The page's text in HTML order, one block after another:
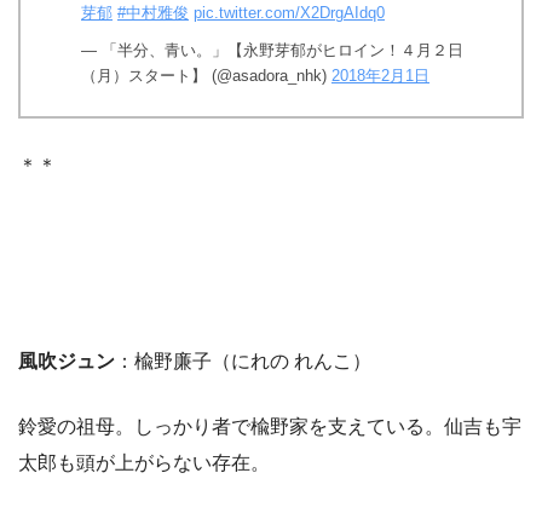
芽郁 #中村雅俊 pic.twitter.com/X2DrgAIdq0
— 「半分、青い。」【永野芽郁がヒロイン！４月２日
（月）スタート】 (@asadora_nhk) 2018年2月1日
＊＊
風吹ジュン ：楡野廉子（にれの れんこ）
鈴愛の祖母。しっかり者で楡野家を支えている。仙吉も宇
太郎も頭が上がらない存在。